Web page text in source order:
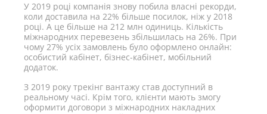
У 2019 році компанія знову побила власні рекорди,
коли доставила на 22% більше посилок, ніж у 2018
році. А це більше на 212 млн одиниць. Кількість
міжнародних перевезень збільшилась на 26%. При
чому 27% усіх замовлень було оформлено онлайн:
особистий кабінет, бізнес-кабінет, мобільний
додаток.
З 2019 року трекінг вантажу став доступний в
реальному часі. Крім того, клієнти мають змогу
оформити договори з міжнародних накладних